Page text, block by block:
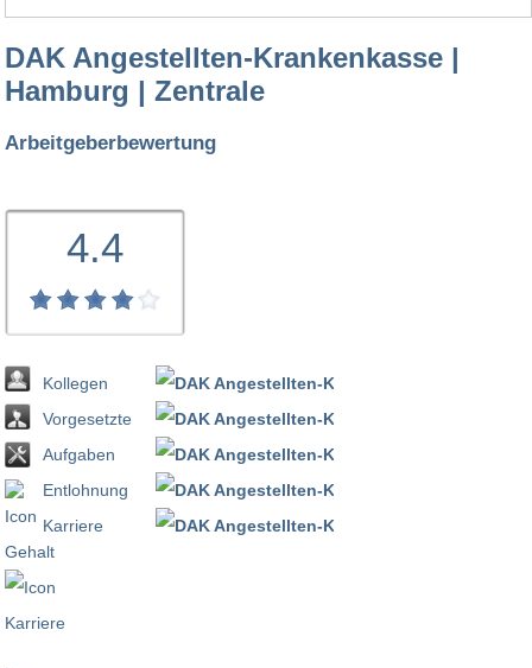
DAK Angestellten-Krankenkasse |
Hamburg | Zentrale
Arbeitgeberbewertung
4.4
Kollegen
Vorgesetzte
Aufgaben
Entlohnung
Karriere